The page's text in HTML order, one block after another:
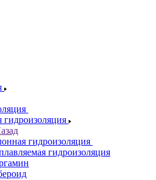
гидроизоляция
гидроизоляция
гидроизоляция